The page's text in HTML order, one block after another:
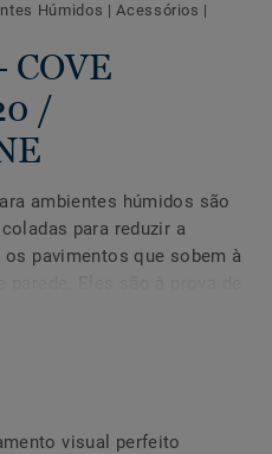
Húmidos |Acessórios |
COVE
/
ambientes húmidos são
para reduzir a
pavimentos que sobem à
o pavimento e o
ambientes húmidos e
visual perfeito